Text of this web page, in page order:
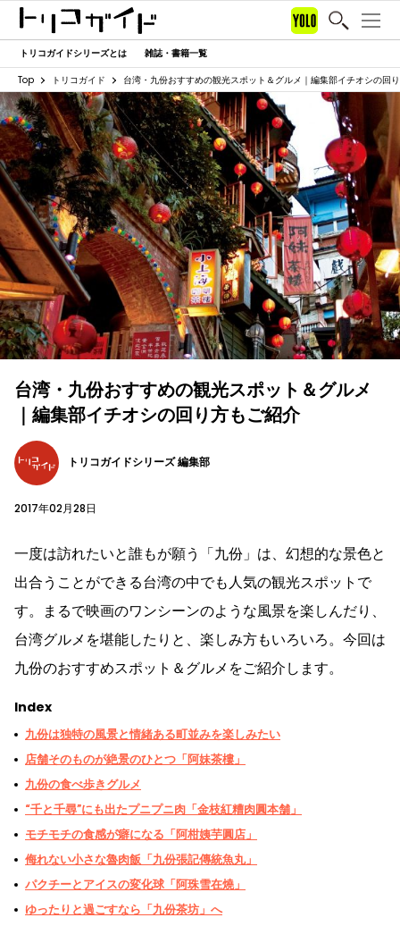
トリコガイドシリーズとは 雑誌・書籍一覧
Top トリコガイド 台湾・九份おすすめの観光スポット＆グルメ｜編集部イチオシの回
台湾・九份おすすめの観光スポット＆グルメ
｜編集部イチオシの回り方もご紹介
トリコガイドシリーズ 編集部
2017年02月28日
一度は訪れたいと誰もが願う「九份」は、幻想的な景色と
出合うことができる台湾の中でも人気の観光スポットで
す。まるで映画のワンシーンのような風景を楽しんだり、
台湾グルメを堪能したりと、楽しみ方もいろいろ。今回は
九份のおすすめスポット＆グルメをご紹介します。
Index
九份は独特の風景と情緒ある町並みを楽しみたい
店舗そのものが絶景のひとつ「阿妹茶樓」
九份の食べ歩きグルメ
“千と千尋”にも出たプニプニ肉「金枝紅糟肉圓本舗」
モチモチの食感が癖になる「阿柑姨芋圓店」
侮れない小さな魯肉飯「九份張記傳統魚丸」
パクチーとアイスの変化球「阿珠雪在燒」
ゆったりと過ごすなら「九份茶坊」へ